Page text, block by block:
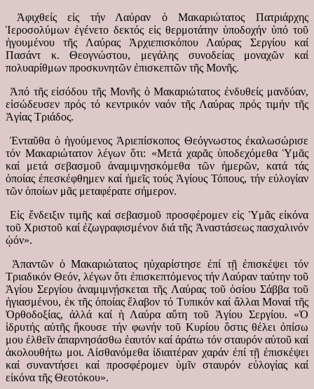
Ἀφιχθείς εἰς τήν Λαύραν ὁ Μακαριώτατος Πατριάρχης
Ἱεροσολύμων ἐγένετο δεκτός εἰς θερμοτάτην ὑποδοχήν ὑπό τοῦ
ἡγουμένου τῆς Λαύρας Ἀρχιεπισκόπου Λαύρας Σεργίου καί
Πασάντ κ. Θεογνώστου, μεγάλης συνοδείας μοναχῶν καί
πολυαρίθμων προσκυνητῶν ἐπισκεπτῶν τῆς Μονῆς.
Ἀπό τῆς εἰσόδου τῆς Μονῆς ὁ Μακαριώτατος ἐνδυθείς μανδύαν,
εἰσώδευσεν πρός τό κεντρικόν ναόν τῆς Λαύρας πρός τιμήν τῆς
Ἁγίας Τριάδος.
Ἐνταῦθα ὁ ἡγούμενος Ἀριεπίσκοπος Θεόγνωστος ἐκαλωσώρισε
τόν Μακαριώτατον λέγων ὅτι: «Μετά χαρᾶς ὑποδεχόμεθα Ὑμᾶς
καί μετά σεβασμοῦ ἀναμιμνῃσκόμεθα τῶν ἡμερῶν, κατά τάς
ὁποίας ἐπεσκέφθημεν καί ἡμεῖς τούς Ἁγίους Τόπους, τήν εὐλογίαν
τῶν ὁποίων μᾶς μεταφέρατε σήμερον.
Εἰς ἔνδειξιν τιμῆς καί σεβασμοῦ προσφέρομεν εἰς Ὑμᾶς εἰκόνα
τοῦ Χριστοῦ καί ἐζωγραφισμένον διά τῆς Ἀναστάσεως πασχαλινόν
ᾠόν».
Ἀπαντῶν ὁ Μακαριώτατος ηὐχαρίστησε ἐπί τῇ ἐπισκέψει τόν
Τριαδικόν Θεόν, λέγων ὅτι ἐπισκεπτόμενος τήν Λαύραν ταύτην τοῦ
Ἁγίου Σεργίου ἀναμιμνῄσκεται τῆς Λαύρας τοῦ ὁσίου Σάββα τοῦ
ἡγιασμένου, ἐκ τῆς ὁποίας ἔλαβον τό Τυπικόν καί ἄλλαι Μοναί τῆς
Ὀρθοδοξίας, ἀλλά καί ἡ Λαύρα αὕτη τοῦ Ἁγίου Σεργίου. «Ὁ
ἱδρυτής αὐτῆς ἤκουσε τήν φωνήν τοῦ Κυρίου ὅστις θέλει ὀπίσω
μου ἐλθεῖν ἀπαρνησάσθω ἑαυτόν καί ἀράτω τόν σταυρόν αὐτοῦ καί
ἀκολουθήτω μοι. Αἰσθανόμεθα ἰδιαιτέραν χαράν ἐπί τῇ ἐπισκέψει
καί συναντήσει καί προσφέρομεν ὑμῖν σταυρόν εὐλογίας καί
εἰκόνα τῆς Θεοτόκου».